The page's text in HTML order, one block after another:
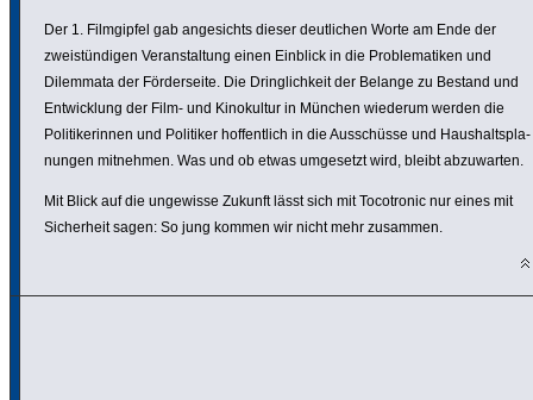
Der 1. Film­gipfel gab ange­sichts dieser deut­li­chen Worte am Ende der
zweis­tün­digen Veran­stal­tung einen Einblick in die Proble­ma­tiken und
Dilemmata der Förder­seite. Die Dring­lich­keit der Belange zu Bestand und
Entwick­lung der Film- und Kino­kultur in München wiederum werden die
Poli­ti­ke­rinnen und Politiker hoffent­lich in die Ausschüsse und Haus­halts­pla­
nungen mitnehmen. Was und ob etwas umgesetzt wird, bleibt abzu­warten.
Mit Blick auf die ungewisse Zukunft lässt sich mit Toco­tronic nur eines mit
Sicher­heit sagen: So jung kommen wir nicht mehr zusammen.